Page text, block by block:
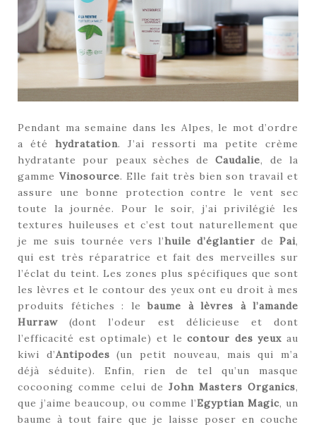
Pendant ma semaine dans les Alpes, le mot d’ordre
a été hydratation. J’ai ressorti ma petite crème
hydratante pour peaux sèches deCaudalie, de la
gamme Vinosource. Elle fait très bien son travail et
assure une bonne protection contre le vent sec
toute la journée. Pour le soir, j’ai privilégié les
textures huileuses et c’est tout naturellement que
je me suis tournée vers l’huile d’églantier de Pai,
qui est très réparatrice et fait des merveilles sur
l’éclat du teint. Les zones plus spécifiques que sont
les lèvres et le contour des yeux ont eu droit à mes
produits fétiches : le baume à lèvres à l’amande
Hurraw (dont l’odeur est délicieuse et dont
l’efficacité est optimale) et lecontour des yeux au
kiwi d’Antipodes (un petit nouveau, mais qui m’a
déjà séduite). Enfin, rien de tel qu’un masque
cocooning comme celui de John Masters Organics,
que j’aime beaucoup, ou comme l’Egyptian Magic, un
baume à tout faire que je laisse poser en couche